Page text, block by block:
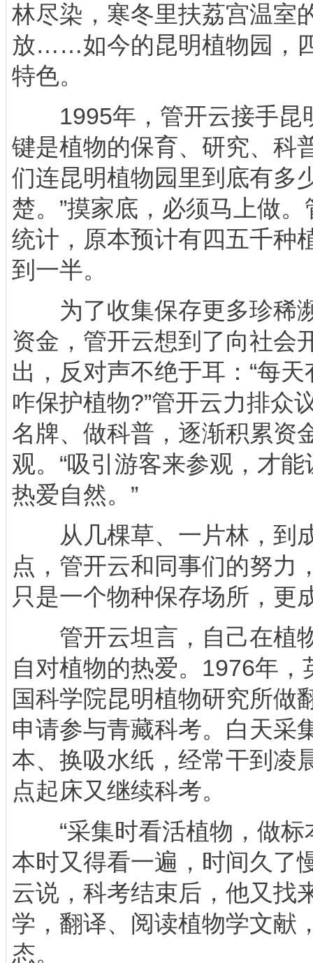
林尽染，寒冬里扶荔宫温室
放……如今的昆明植物园，
特色。
1995年，管开云接手昆
键是植物的保育、研究、科
们连昆明植物园里到底有多
楚。”摸家底，必须马上做
统计，原本预计有四五千种
到一半。
为了收集保存更多珍稀
资金，管开云想到了向社会
出，反对声不绝于耳：“每
咋保护植物?”管开云力排众
名牌、做科普，逐渐积累资
观。“吸引游客来参观，才
热爱自然。”
从几棵草、一片林，到
点，管开云和同事们的努力
只是一个物种保存场所，更
管开云坦言，自己在植
自对植物的热爱。1976年
国科学院昆明植物研究所做
申请参与青藏科考。白天采
本、换吸水纸，经常干到凌
点起床又继续科考。
“采集时看活植物，做标
本时又得看一遍，时间久了
云说，科考结束后，他又找
学，翻译、阅读植物学文献
态。